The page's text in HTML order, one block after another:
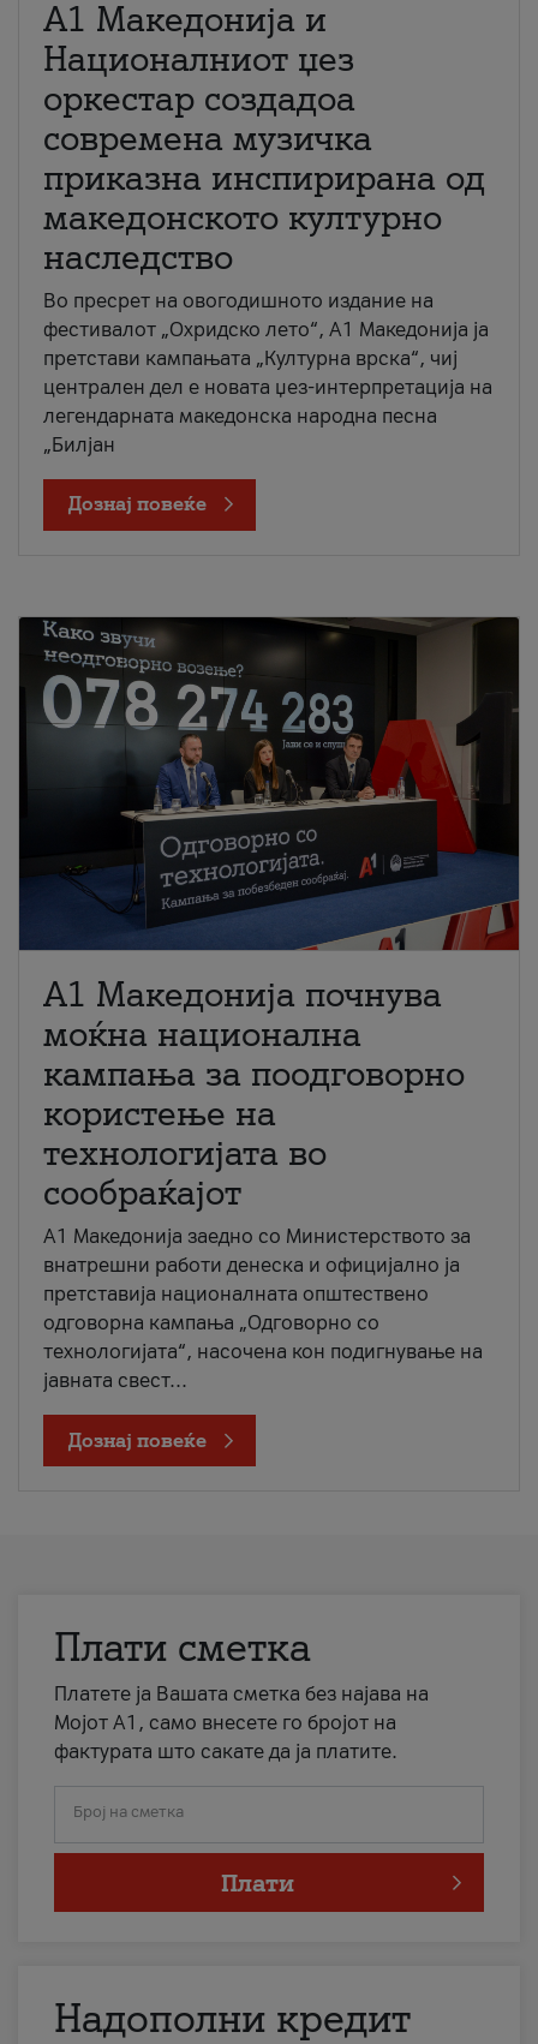
А1 Македонија и
Националниот џез
оркестар создадоа
современа музичка
приказна инспирирана од
македонското културно
наследство
Во пресрет на овогодишното издание на
фестивалот „Охридско лето“, А1 Македонија ја
претстави кампањата „Културна врска“, чиј
централен дел е новата џез-интерпретација на
легендарната македонска народна песна
„Билјан
Дознај повеќе
A1 Македонија почнува
моќна национална
кампања за поодговорно
користење на
технологијата во
сообраќајот
A1 Македонија заедно со Министерството за
внатрешни работи денеска и официјално ја
претставија националната општествено
одговорна кампања „Одговорно со
технологијата“, насочена кон подигнување на
јавната свест...
Дознај повеќе
Плати сметка
Платете ја Вашата сметка без најава на
Мојот А1, само внесете го бројот на
фактурата што сакате да ја платите.
Број на сметка
Плати
Надополни кредит